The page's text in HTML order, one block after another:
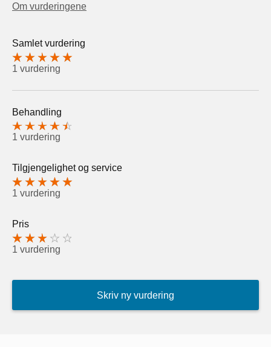
Om vurderingene
Samlet vurdering
1 vurdering
Behandling
1 vurdering
Tilgjengelighet og service
1 vurdering
Pris
1 vurdering
Skriv ny vurdering